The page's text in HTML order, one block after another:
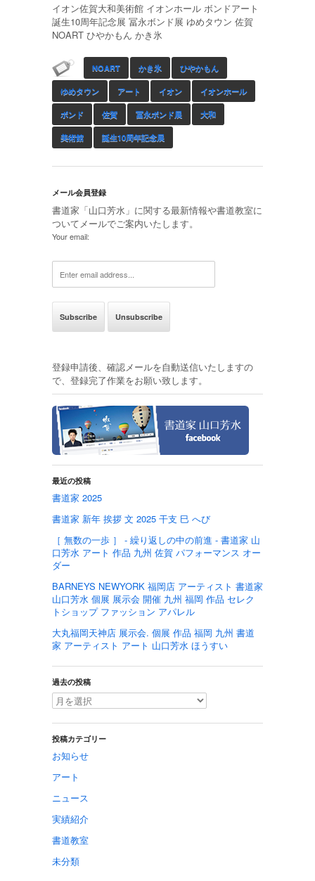
イオン佐賀大和美術館 イオンホール ボンドアート
誕生10周年記念展 冨永ボンド展 ゆめタウン 佐賀
NOART ひやかもん かき氷
NOART かき氷 ひやかもん
ゆめタウン アート イオン イオンホール
ボンド 佐賀 冨永ボンド展 大和
美術館 誕生10周年記念展
メール会員登録
書道家「山口芳水」に関する最新情報や書道教室に
ついてメールでご案内いたします。
Your email:
登録申請後、確認メールを自動送信いたしますの
で、登録完了作業をお願い致します。
最近の投稿
書道家 2025
書道家 新年 挨拶 文 2025 干支 巳 へび
［ 無数の一歩 ］ - 繰り返しの中の前進 - 書道家 山
口芳水 アート 作品 九州 佐賀 パフォーマンス オー
ダー
BARNEYS NEWYORK 福岡店 アーティスト 書道家
山口芳水 個展 展示会 開催 九州 福岡 作品 セレク
トショップ ファッション アパレル
大丸福岡天神店 展示会. 個展 作品 福岡 九州 書道
家 アーティスト アート 山口芳水 ほうすい
過去の投稿
投稿カテゴリー
お知らせ
アート
ニュース
実績紹介
書道教室
未分類